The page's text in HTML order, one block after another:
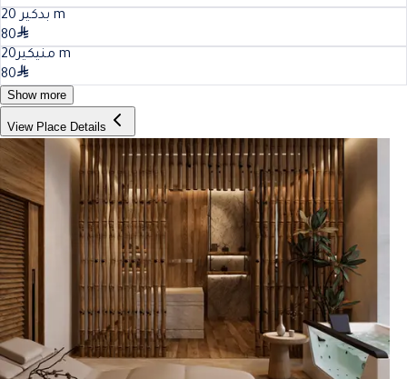
بدكير 20
m
80
منيكير20
m
80
Show more
View Place Details